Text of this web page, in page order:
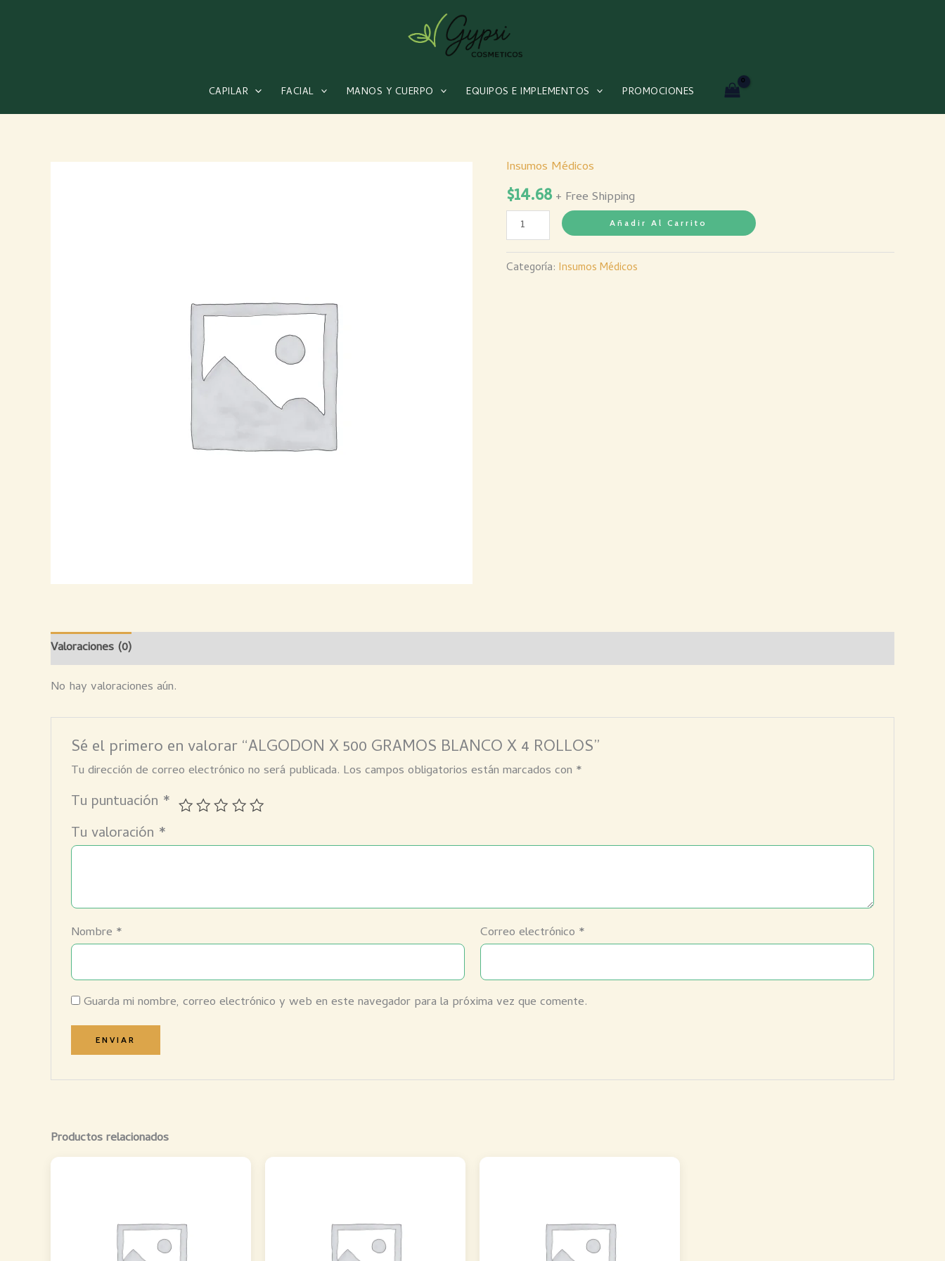
CAPILAR FACIAL MANOS Y CUERPO EQUIPOS E IMPLEMENTOS PROMOCIONES
Insumos Médicos
$14.68 + Free Shipping
ALGODON
X
500
GRAMOS
BLANCO
X
Añadir Al Carrito
Categoría: Insumos Médicos
Valoraciones (0)
No hay valoraciones aún.
Sé el primero en valorar “ALGODON X 500 GRAMOS BLANCO X 4 ROLLOS”
Tu dirección de correo electrónico no será publicada. Los campos obligatorios están marcados con *
Tu puntuación *
Tu valoración *
Nombre * Correo electrónico *
Guarda mi nombre, correo electrónico y web en este navegador para la próxima vez que comente.
Productos relacionados